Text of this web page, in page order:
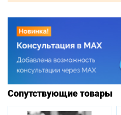
Сопутствующие товары